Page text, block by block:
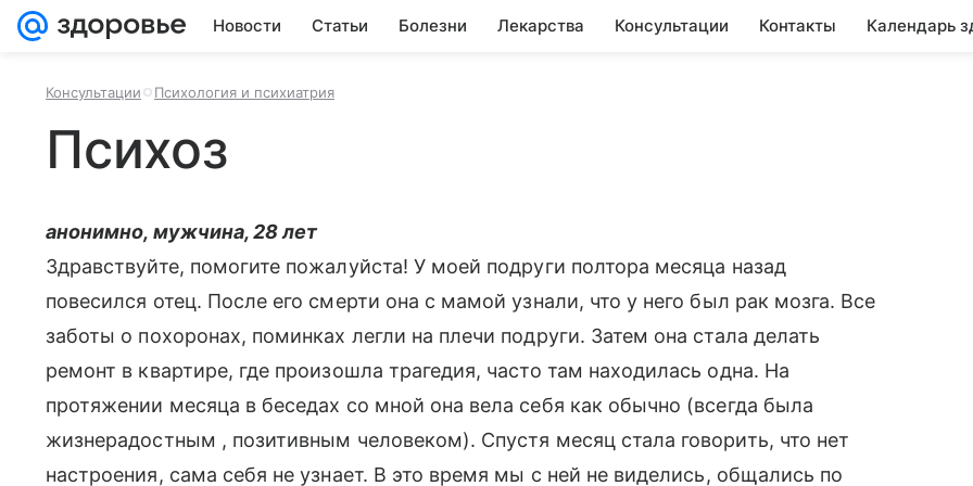
Новости Статьи Болезни Лекарства Консультации Контакты Календарь
Консультации Психология и психиатрия
Психоз
анонимно, мужчина, 28 лет
Здравствуйте, помогите пожалуйста! У моей подруги полтора месяца назад
повесился отец. После его смерти она с мамой узнали, что у него был рак мозга. Все
заботы о похоронах, поминках легли на плечи подруги. Затем она стала делать
ремонт в квартире, где произошла трагедия, часто там находилась одна. На
протяжении месяца в беседах со мной она вела себя как обычно (всегда была
жизнерадостным , позитивным человеком). Спустя месяц стала говорить, что нет
настроения, сама себя не узнает. В это время мы с ней не виделись, общались по